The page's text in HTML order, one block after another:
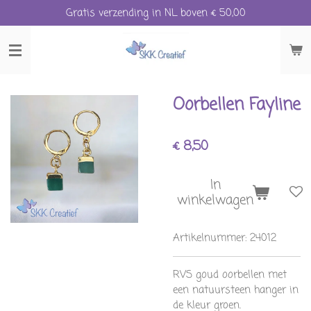
direct
naar
de
Gratis verzending in NL boven € 50,00
Oorbellen Fayline
€ 8,50
In
winkelwagen
Artikelnummer: 24012
RVS goud oorbellen met
een natuursteen hanger in
de kleur groen.